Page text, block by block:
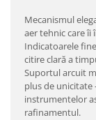
Mecanismul
aer tehnic care îi
Indicatoarele
citire clară a
Suportul arcuit
plus de
instrumentelor
rafinamentul.